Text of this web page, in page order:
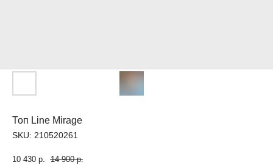
Топ Line Mirage
SKU: 210520261
10 430 р. 14 900 р.